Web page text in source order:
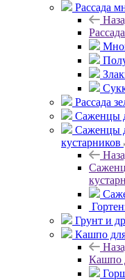
Рассада
Рассада
Саженцы
Саженцы
кустарников
Грунт и
Кашпо
Кашпо